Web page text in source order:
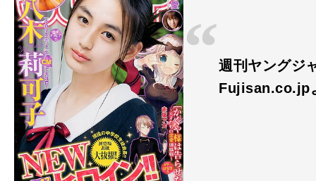
週刊ヤングジ
Fujisan.co.jp